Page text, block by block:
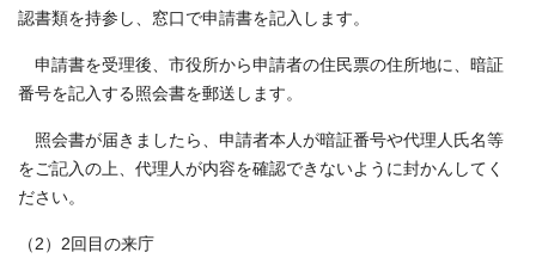
認書類を持参し、窓口で申請書を記入します。
申請書を受理後、市役所から申請者の住民票の住所地に、暗証
番号を記入する照会書を郵送します。
照会書が届きましたら、申請者本人が暗証番号や代理人氏名等
をご記入の上、代理人が内容を確認できないように封かんしてく
ださい。
（2）2回目の来庁